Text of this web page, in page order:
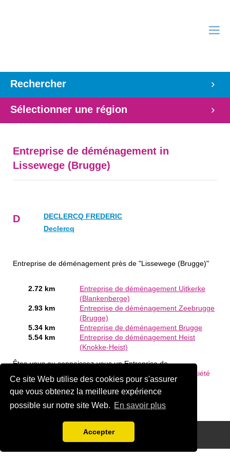
Ce site Web utilise des cookies pour s'assurer
que vous obtenez la meilleure expérience
possible sur notre site Web. En savoir plus
Accepter
Rechercher
Sélectionner une région
Entreprise de déménagement in
Lissewege (Brugge)
D
DECLERCQ FREDERIC
Declercq
Entreprise de déménagement près de "Lissewege (Brugge)"
2.72 km
Entreprise de déménagement Uitkerke
(Blankenberge)
2.93 km
Entreprise de déménagement Zeebrugge
(Brugge)
5.34 km
Entreprise de déménagement Brugge
5.54 km
Entreprise de déménagement Heist
(Knokke-Heist)
Êtes-vous ou connaissez-vous un Entreprise de
Ajouter une société
gratuitement